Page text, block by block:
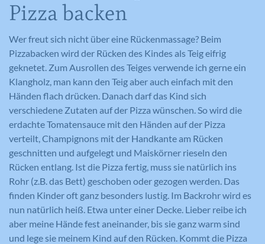
Pizza backen
Wer freut sich nicht über eine Rückenmassage? Beim
Pizzabacken wird der Rücken des Kindes als Teig eifrig
geknetet. Zum Ausrollen des Teiges verwende ich gerne ein
Klangholz, man kann den Teig aber auch einfach mit den
Händen flach drücken. Danach darf das Kind sich
verschiedene Zutaten auf der Pizza wünschen. So wird die
erdachte Tomatensauce mit den Händen auf der Pizza
verteilt, Champignons mit der Handkante am Rücken
geschnitten und aufgelegt und Maiskörner rieseln den
Rücken entlang. Ist die Pizza fertig, muss sie natürlich ins
Rohr (z.B. das Bett) geschoben oder gezogen werden. Das
finden Kinder oft ganz besonders lustig. Im Backrohr wird es
nun natürlich heiß. Etwa unter einer Decke. Lieber reibe ich
aber meine Hände fest aneinander, bis sie ganz warm sind
und lege sie meinem Kind auf den Rücken. Kommt die Pizza